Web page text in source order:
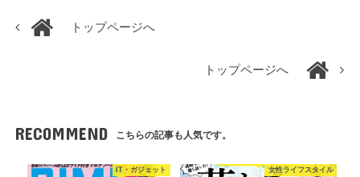
トップページへ
トップページへ
RECOMMEND こちらの記事も人気です。
IT・ガジェット 女性ライフスタイル